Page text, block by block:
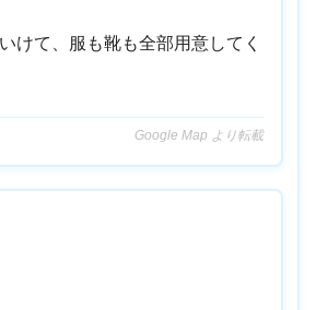
けて、服も靴も全部用意してく
Google Map より転載